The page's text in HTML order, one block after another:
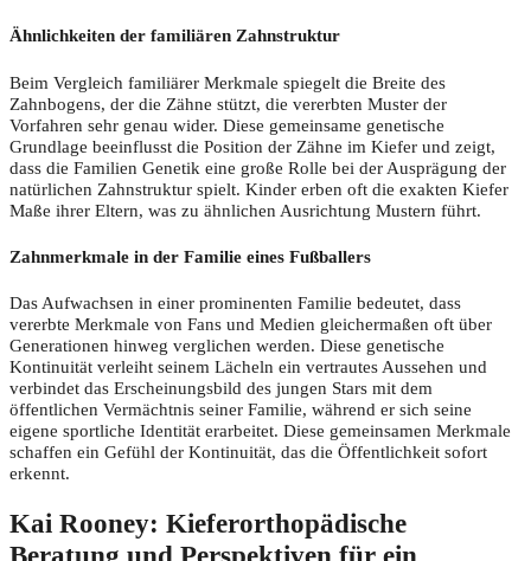
Ähnlichkeiten der familiären Zahnstruktur
Beim Vergleich familiärer Merkmale spiegelt die Breite des
Zahnbogens, der die Zähne stützt, die vererbten Muster der
Vorfahren sehr genau wider. Diese gemeinsame genetische
Grundlage beeinflusst die Position der Zähne im Kiefer und zeigt,
dass die Familien Genetik eine große Rolle bei der Ausprägung der
natürlichen Zahnstruktur spielt. Kinder erben oft die exakten Kiefer
Maße ihrer Eltern, was zu ähnlichen Ausrichtung Mustern führt.
Zahnmerkmale in der Familie eines Fußballers
Das Aufwachsen in einer prominenten Familie bedeutet, dass
vererbte Merkmale von Fans und Medien gleichermaßen oft über
Generationen hinweg verglichen werden. Diese genetische
Kontinuität verleiht seinem Lächeln ein vertrautes Aussehen und
verbindet das Erscheinungsbild des jungen Stars mit dem
öffentlichen Vermächtnis seiner Familie, während er sich seine
eigene sportliche Identität erarbeitet. Diese gemeinsamen Merkmale
schaffen ein Gefühl der Kontinuität, das die Öffentlichkeit sofort
erkennt.
Kai Rooney: Kieferorthopädische